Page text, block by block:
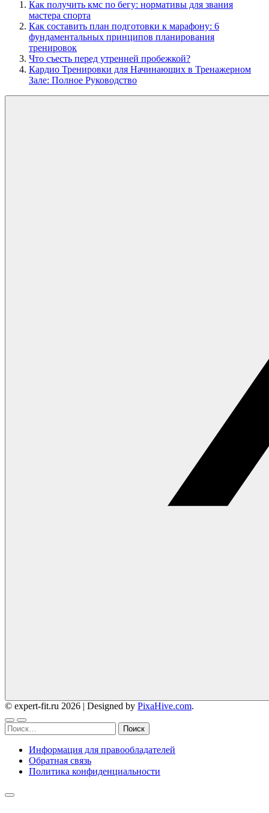
Как получить кмс по бегу: нормативы для звания
мастера спорта
Как составить план подготовки к марафону: 6
фундаментальных принципов планирования
тренировок
Что съесть перед утренней пробежкой?
Кардио Тренировки для Начинающих в Тренажерном
Зале: Полное Руководство
© expert-fit.ru 2026 | Designed by PixaHive.com.
Найти:
Информация для правообладателей
Обратная связь
Политика конфиденциальности